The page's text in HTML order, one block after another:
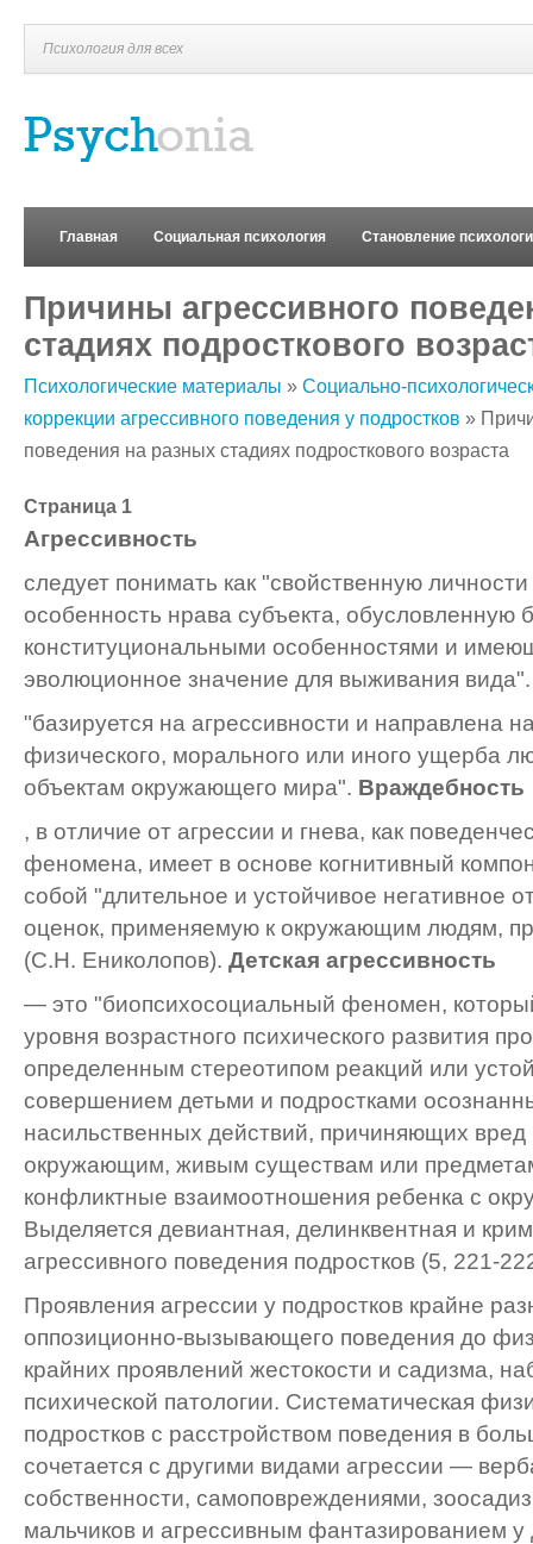
Психология для всех
Главная Социальная психология Становление
Причины агрессивного
стадиях подросткового
Психологические материалы » Социально-
коррекции агрессивного поведения у подростков »
поведения на разных стадиях подросткового возраста
Страница 1
Агрессивность
следует понимать как "свойственную
особенность нрава субъекта, обусловленную
конституциональными особенностями и
эволюционное значение для выживания
"базируется на агрессивности и направлена
физического, морального или иного ущерба
объектам окружающего мира". Враждебность
, в отличие от агрессии и гнева, как
феномена, имеет в основе когнитивный
собой "длительное и устойчивое негативное
оценок, применяемую к окружающим людям,
(С.Н. Ениколопов). Детская агрессивность
— это "биопсихосоциальный феномен,
уровня возрастного психического развития
определенным стереотипом реакций или
совершением детьми и подростками
насильственных действий, причиняющих
окружающим, живым существам или
конфликтные взаимоотношения ребенка с
Выделяется девиантная, делинквентная и
агрессивного поведения подростков (5, 221-
Проявления агрессии у подростков крайне
оппозиционно-вызывающего поведения до
крайних проявлений жестокости и садизма,
психической патологии. Систематическая
подростков с расстройством поведения в
сочетается с другими видами агрессии —
собственности, самоповреждениями,
мальчиков и агрессивным фантазированием у